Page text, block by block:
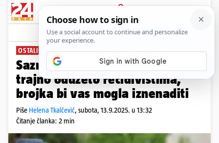
PRIJAVA
News Komentari
OSTALI BEZ AUTOMOBILA
Saznali smo koliko je vozila
trajno oduzeto recidivistima,
brojka bi vas mogla iznenaditi
Piše Helena Tkalčević, subota, 13.9.2025. u 13:32
Čitanje članka: 2 min